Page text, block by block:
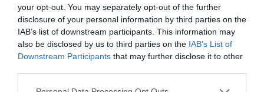
your opt-out. You may separately opt-out of the further
disclosure of your personal information by third parties on the
IAB’s list of downstream participants. This information may
also be disclosed by us to third parties on the IAB’s List of
Downstream Participants that may further disclose it to other
Please note that this website/app uses one or more Google
A gyártó továbbá minden modellhez 7 év /
150 ezer kilométer gyártói garanciát ad.